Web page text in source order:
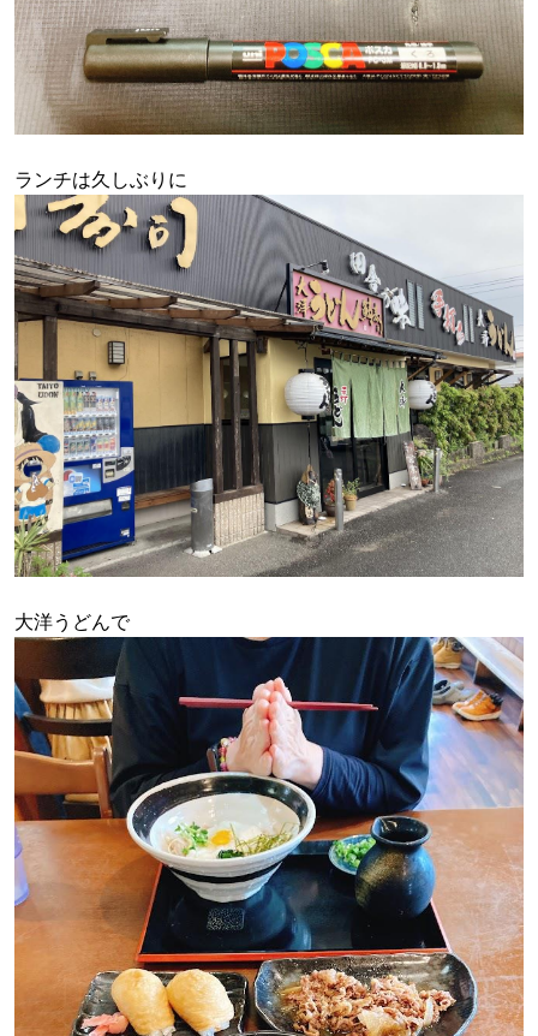
ランチは久しぶりに
大洋うどんで